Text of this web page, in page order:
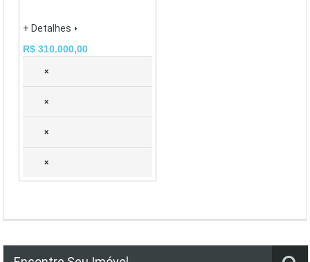
+ Detalhes
R$ 310.000,00
×
×
×
×